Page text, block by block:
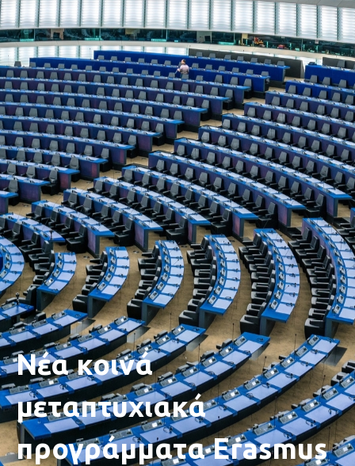
Νέα κοινά
μεταπτυχιακά
προγράμματα Erasmus